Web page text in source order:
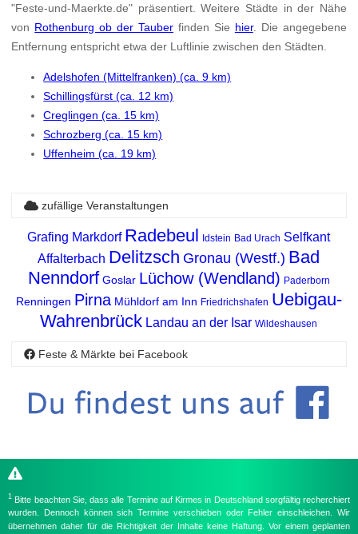
"Feste-und-Maerkte.de" präsentiert. Weitere Städte in der Nähe
von Rothenburg ob der Tauber finden Sie hier. Die angegebene
Entfernung entspricht etwa der Luftlinie zwischen den Städten.
Adelshofen (Mittelfranken) (ca. 9 km)
Schillingsfürst (ca. 12 km)
Creglingen (ca. 15 km)
Schrozberg (ca. 15 km)
Uffenheim (ca. 19 km)
zufällige Veranstaltungen
Grafing Markdorf Radebeul Idstein Bad Urach Selfkant
Affalterbach Delitzsch Gronau (Westf.) Bad
Nenndorf Goslar Lüchow (Wendland) Paderborn
Renningen Pirna Mühldorf am Inn Friedrichshafen Uebigau-
Wahrenbrück Landau an der Isar Wildeshausen
Feste & Märkte bei Facebook
1 Bitte beachten Sie, dass alle Termine auf Kirmes in Deutschland sorgfältig recherchiert
wurden. Dennoch können sich Termine verschieben oder Fehler einschleichen. Wir
übernehmen daher für die Richtigkeit der Inhalte keine Haftung. Vor einem geplanten